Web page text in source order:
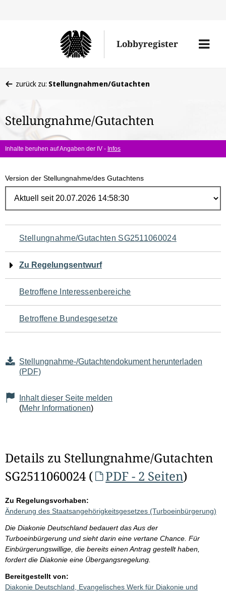
Lobbyregister
Menü
befinden
hier:
zurück zu: Stellungnahmen/Gutachten
Stellungnahme/Gutachten
Inhalte beruhen auf Angaben der IV - Infos
Version der Stellungnahme/des Gutachtens
Navigation
für
den
Seiteninhalt
Stellungnahme/Gutachten SG2511060024
Zu Regelungsentwurf
Betroffene Interessenbereiche
Betroffene Bundesgesetze
Stellungnahme-/Gutachtendokument herunterladen
(PDF)
Inhalt dieser Seite melden
(Mehr Informationen)
Details zu Stellungnahme/Gutachten
SG2511060024 (
PDF - 2 Seiten)
Zu Regelungsvorhaben:
Änderung des Staatsangehörigkeitsgesetzes (Turboeinbürgerung)
Die Diakonie Deutschland bedauert das Aus der
Turboeinbürgerung und sieht darin eine vertane Chance. Für
Einbürgerungswillige, die bereits einen Antrag gestellt haben,
fordert die Diakonie eine Übergangsregelung.
Bereitgestellt von:
Diakonie Deutschland, Evangelisches Werk für Diakonie und